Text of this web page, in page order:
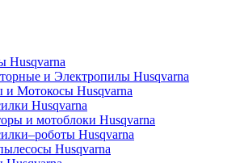
Husqvarna
и Электропилы Нusqvarna
и Мотокосы Нusqvarna
Husqvarna
и мотоблоки Husqvarna
Husqvarna
Husqvarna